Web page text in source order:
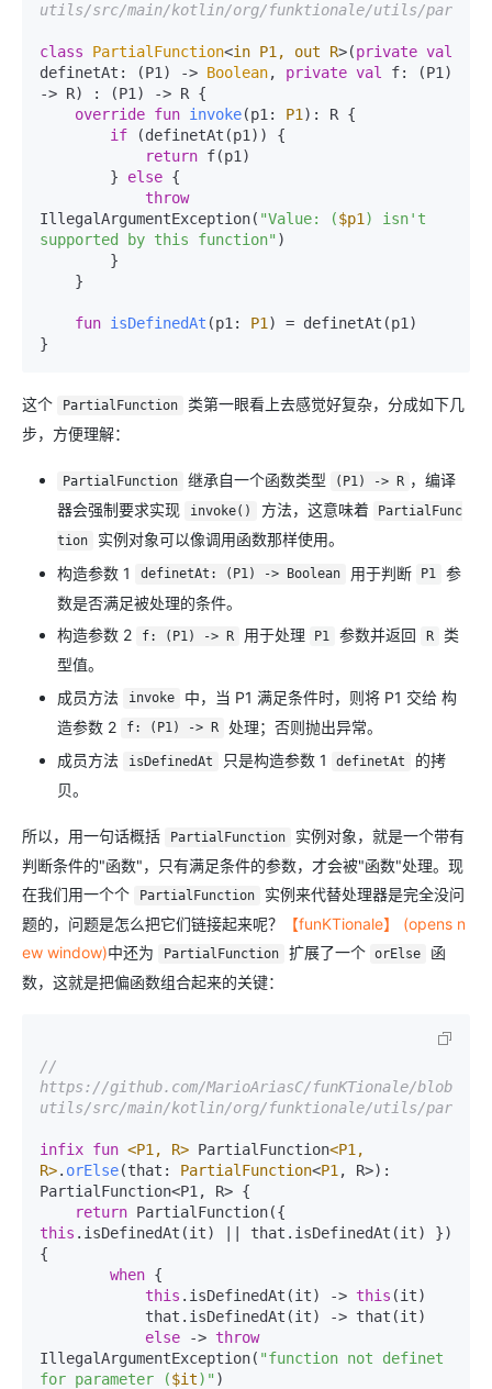
utils/src/main/kotlin/org/funktionale/utils/
class PartialFunction<in P1, out R>(private val
definetAt: (P1) -> Boolean, private val
f: (P1)
-> R) : (P1) -> R {
override fun invoke(p1: P1 ) : R {
if (definetAt(p1)) {
return f(p1)
        }
else {
throw
IllegalArgumentException( "Value: ($p1 ) isn't
supported by this function" )
fun isDefinedAt (p1: P1 )
= definetAt(p1)
这个 PartialFunction
类第一眼看上去感觉好复杂，分成如下几
步，方便理解：
PartialFunction 继承自一个函数类型 (P1) -> R ，编译
器会强制要求实现
invoke() 方法，这意味着
PartialFunc
tion
实例对象可以像调用函数那样使用。
构造参数 1
definetAt: (P1) -> Boolean 用于判断 P1
参
数是否满足被处理的条件。
构造参数 2
f: (P1) -> R 用于处理 P1 参数并返回 R
类
型值。
成员方法
invoke
中，当 P1 满足条件时，则将 P1 交给 构
造参数 2
f: (P1) -> R
处理；否则抛出异常。
成员方法
isDefinedAt 只是构造参数 1 definetAt
的拷
贝。
所以，用一句话概括 PartialFunction
实例对象，就是一个带有
判断条件的"函数"，只有满足条件的参数，才会被"函数"处理。现
在我们用一个个
PartialFunction
实例来代替处理器是完全没问
题的，问题是怎么把它们链接起来呢？
【funKTionale】 (opens n
ew window)中还为 PartialFunction 扩展了一个 orElse
函
数，这就是把偏函数组合起来的关键：
//
https://github.com/MarioAriasC/funKTionale/blob/
utils/src/main/kotlin/org/funktionale/utils/
infix fun <P1, R> PartialFunction<P1,
R>. orElse(that: PartialFunction<P1 , R>) :
PartialFunction<P1, R> {
return
this .isDefinedAt(it) || that.isDefinedAt(it) })
{
when {
this .isDefinedAt(it) -> this (it)
else -> throw
IllegalArgumentException( "function not definet
for parameter ($it)" )